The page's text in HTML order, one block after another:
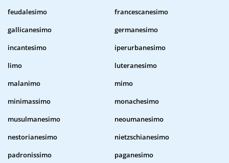
feudalesimo
francescanesimo
gallicanesimo
germanesimo
incantesimo
iperurbanesimo
limo
luteranesimo
malanimo
mimo
minimassimo
monachesimo
musulmanesimo
neoumanesimo
nestorianesimo
nietzschianesimo
padronissimo
paganesimo